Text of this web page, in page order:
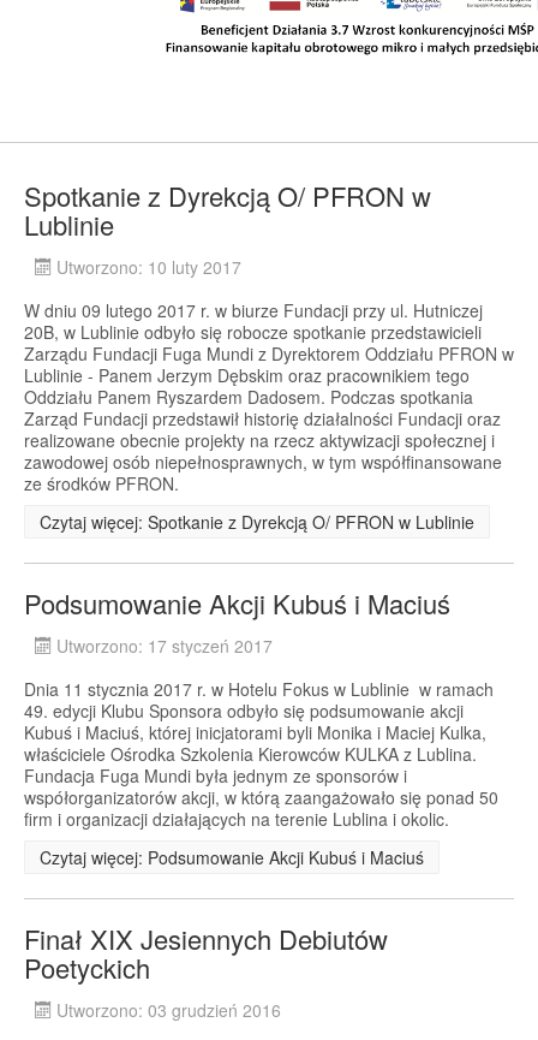
Spotkanie z Dyrekcją O/ PFRON w
Lublinie
Utworzono: 10 luty 2017
W dniu 09 lutego 2017 r. w biurze Fundacji przy ul. Hutniczej
20B, w Lublinie odbyło się robocze spotkanie przedstawicieli
Zarządu Fundacji Fuga Mundi z Dyrektorem Oddziału PFRON w
Lublinie - Panem Jerzym Dębskim oraz pracownikiem tego
Oddziału Panem Ryszardem Dadosem. Podczas spotkania
Zarząd Fundacji przedstawił historię działalności Fundacji oraz
realizowane obecnie projekty na rzecz aktywizacji społecznej i
zawodowej osób niepełnosprawnych, w tym współfinansowane
ze środków PFRON.
Czytaj więcej: Spotkanie z Dyrekcją O/ PFRON w Lublinie
Podsumowanie Akcji Kubuś i Maciuś
Utworzono: 17 styczeń 2017
Dnia 11 stycznia 2017 r. w Hotelu Fokus w Lublinie w ramach
49. edycji Klubu Sponsora odbyło się podsumowanie akcji
Kubuś i Maciuś, której inicjatorami byli Monika i Maciej Kulka,
właściciele Ośrodka Szkolenia Kierowców KULKA z Lublina.
Fundacja Fuga Mundi była jednym ze sponsorów i
współorganizatorów akcji, w którą zaangażowało się ponad 50
firm i organizacji działających na terenie Lublina i okolic.
Czytaj więcej: Podsumowanie Akcji Kubuś i Maciuś
Finał XIX Jesiennych Debiutów
Poetyckich
Utworzono: 03 grudzień 2016